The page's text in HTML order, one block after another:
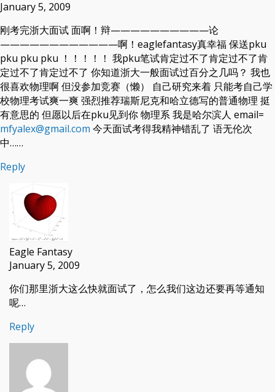
January 5, 2009
刚考完浙大面试 面啊！辩——————————论
————————————啊！eaglefantasy真幸福 保送pku
pku pku pku ！！！！！ 我pku笔试肯定过不了肯定过不了肯
定过不了肯定过不了 你知道浙大一般面试过百分之几吗？ 我也
很喜欢物理啊 但没参加竞赛（懒） 自己研究来着 只能考自己学
校物理考试爽一爽 强烈推荐瑞斯尼克和哈立德写的普通物理 挺
有意思的 但愿以后在pku见到你 物理系 我是哈尔滨人 email=
mfyalex@gmail.com 今天面试考得我精神错乱了 语无伦次
中……
Reply
Eagle Fantasy
January 5, 2009
你们那里浙大这么快就面试了，怎么我们这边还要再等通知
呢…
Reply